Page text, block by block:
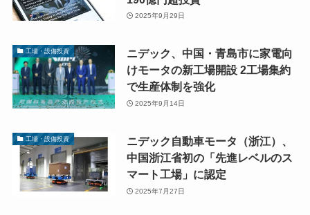
2025年9月29日
工場・設備投資
ニデック、中国・青島市に家電向
けモータの新工場開設 2工場集約
で生産体制を強化
2025年9月14日
工場・設備投資
ニデック自動車モータ（浙江）、
中国浙江省初の「先進レベルのス
マート工場」に認定
2025年7月27日